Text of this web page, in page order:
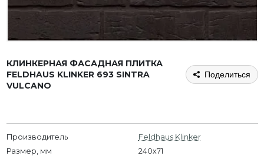
КЛИНКЕРНАЯ ФАСАДНАЯ ПЛИТКА
FELDHAUS KLINKER 693 SINTRA
VULCANO
Поделиться
Производитель
Feldhaus Klinker
Размер, мм
240x71